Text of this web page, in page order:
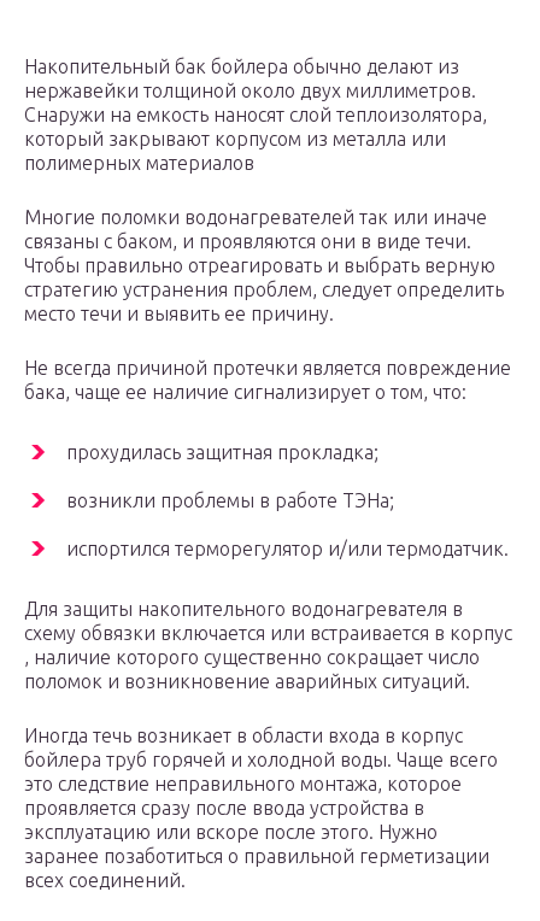
Накопительный бак бойлера обычно делают из
нержавейки толщиной около двух миллиметров.
Снаружи на емкость наносят слой теплоизолятора,
который закрывают корпусом из металла или
полимерных материалов
Многие поломки водонагревателей так или иначе
связаны с баком, и проявляются они в виде течи.
Чтобы правильно отреагировать и выбрать верную
стратегию устранения проблем, следует определить
место течи и выявить ее причину.
Не всегда причиной протечки является повреждение
бака, чаще ее наличие сигнализирует о том, что:
прохудилась защитная прокладка;
возникли проблемы в работе ТЭНа;
испортился терморегулятор и/или термодатчик.
Для защиты накопительного водонагревателя в
схему обвязки включается или встраивается в корпус
, наличие которого существенно сокращает число
поломок и возникновение аварийных ситуаций.
Иногда течь возникает в области входа в корпус
бойлера труб горячей и холодной воды. Чаще всего
это следствие неправильного монтажа, которое
проявляется сразу после ввода устройства в
эксплуатацию или вскоре после этого. Нужно
заранее позаботиться о правильной герметизации
всех соединений.